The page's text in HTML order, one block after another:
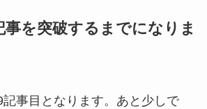
事を突破するまでになりま
事目となります。あと少しで